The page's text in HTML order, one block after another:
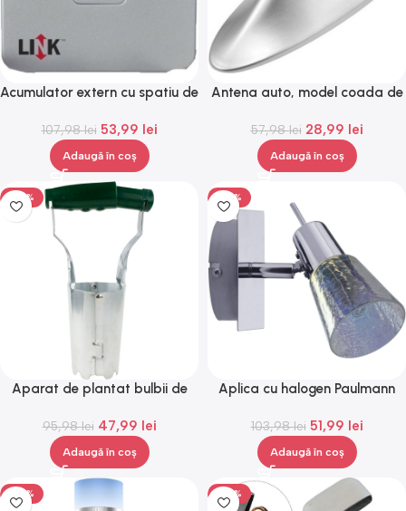
Acumulator extern cu spatiu de
Gonga®
107,98lei 53,99 lei
Adaugă în coș
Antena auto, model coada de
57,98lei 28,99 lei
Adaugă în coș
-50%
Aparat de plantat bulbii de
Gonga®
95,98lei 47,99 lei
Adaugă în coș
-50%
Aplica cu halogen Paulmann
103,98lei 51,99 lei
Adaugă în coș
-50% -50%